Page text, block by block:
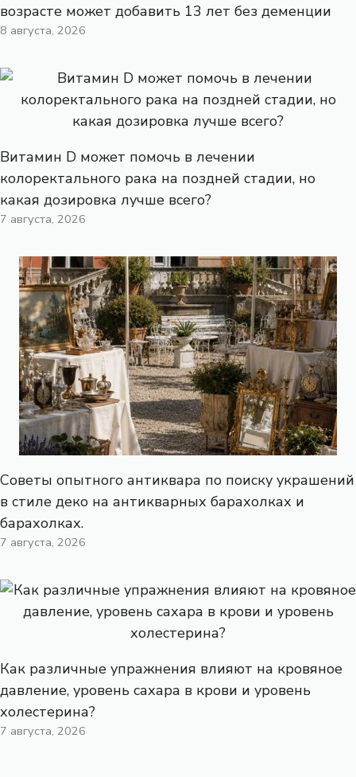
возрасте может добавить 13 лет без деменции
8 августа, 2026
Витамин D может помочь в лечении
колоректального рака на поздней стадии, но
какая дозировка лучше всего?
7 августа, 2026
Советы опытного антиквара по поиску украшений
в стиле деко на антикварных барахолках и
барахолках.
7 августа, 2026
Как различные упражнения влияют на кровяное
давление, уровень сахара в крови и уровень
холестерина?
7 августа, 2026